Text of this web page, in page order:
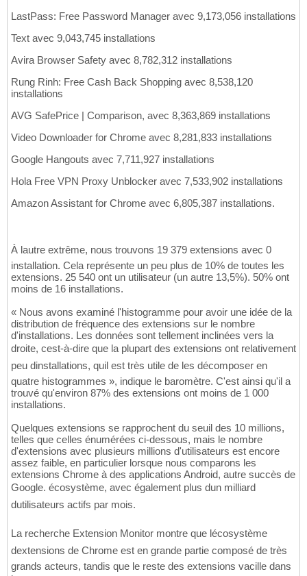
LastPass: Free Password Manager avec 9,173,056 installations
Text avec 9,043,745 installations
Avira Browser Safety avec 8,782,312 installations
Rung Rinh: Free Cash Back Shopping avec 8,538,120
installations
AVG SafePrice | Comparison, avec 8,363,869 installations
Video Downloader for Chrome avec 8,281,833 installations
Google Hangouts avec 7,711,927 installations
Hola Free VPN Proxy Unblocker avec 7,533,902 installations
Amazon Assistant for Chrome avec 6,805,387 installations.
À lautre extrême, nous trouvons 19 379 extensions avec 0
installation. Cela représente un peu plus de 10% de toutes les
extensions. 25 540 ont un utilisateur (un autre 13,5%). 50% ont
moins de 16 installations.
« Nous avons examiné l'histogramme pour avoir une idée de la
distribution de fréquence des extensions sur le nombre
d'installations. Les données sont tellement inclinées vers la
droite, cest-à-dire que la plupart des extensions ont relativement
peu dinstallations, quil est très utile de les décomposer en
quatre histogrammes », indique le baromètre. C'est ainsi qu'il a
trouvé qu'environ 87% des extensions ont moins de 1 000
installations.
Quelques extensions se rapprochent du seuil des 10 millions,
telles que celles énumérées ci-dessous, mais le nombre
d'extensions avec plusieurs millions d'utilisateurs est encore
assez faible, en particulier lorsque nous comparons les
extensions Chrome à des applications Android, autre succès de
Google. écosystème, avec également plus dun milliard
dutilisateurs actifs par mois.
La recherche Extension Monitor montre que lécosystème
dextensions de Chrome est en grande partie composé de très
grands acteurs, tandis que le reste des extensions vacille dans